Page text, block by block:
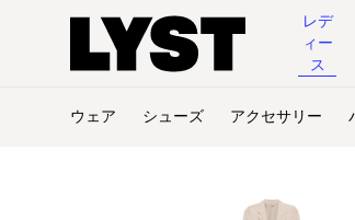
レデ
ィー
ス
ウェア シューズ アクセサリー